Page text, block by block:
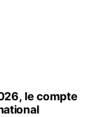
le compte